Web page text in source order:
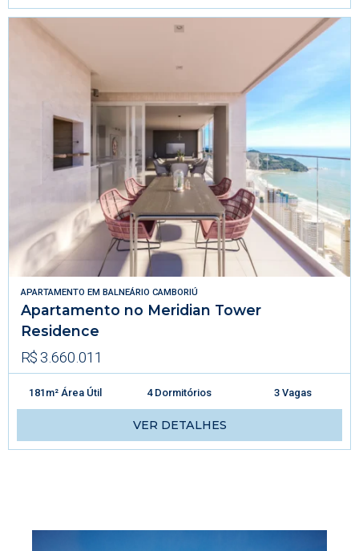
APARTAMENTO EM BALNEÁRIO CAMBORIÚ
Apartamento no Meridian Tower
Residence
R$ 3.660.011
181m² Área Útil 4 Dormitórios 3 Vagas
VER DETALHES